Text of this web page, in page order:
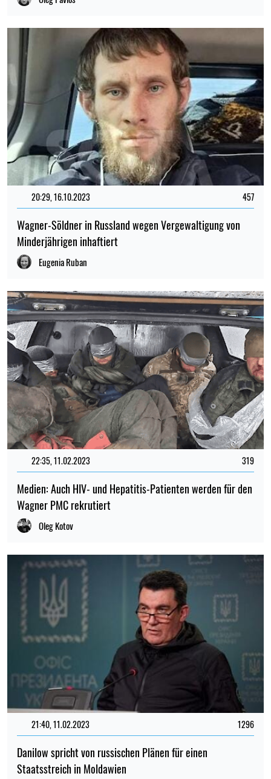
20:29, 16.10.2023 457
Wagner-Söldner in Russland wegen Vergewaltigung von
Minderjährigen inhaftiert
Eugenia Ruban
22:35, 11.02.2023 319
Medien: Auch HIV- und Hepatitis-Patienten werden für den
Wagner PMC rekrutiert
Oleg Kotov
21:40, 11.02.2023 1296
Danilow spricht von russischen Plänen für einen
Staatsstreich in Moldawien